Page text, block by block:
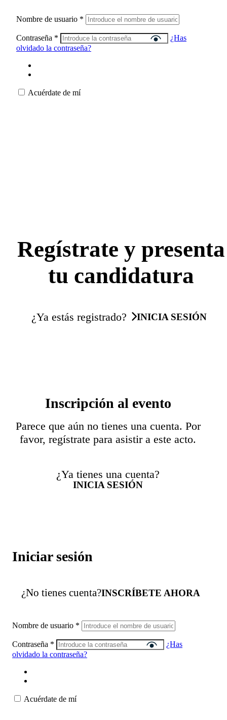
Nombre de usuario *
Contraseña *
¿Has
olvidado la contraseña?
Acuérdate de mí
Regístrate y presenta
tu candidatura
¿Ya estás registrado? INICIA SESIÓN
Inscripción al evento
Parece que aún no tienes una cuenta. Por
favor, regístrate para asistir a este acto.
¿Ya tienes una cuenta?
INICIA SESIÓN
Iniciar sesión
¿No tienes cuenta?INSCRÍBETE AHORA
Nombre de usuario *
Contraseña *
¿Has
olvidado la contraseña?
Acuérdate de mí